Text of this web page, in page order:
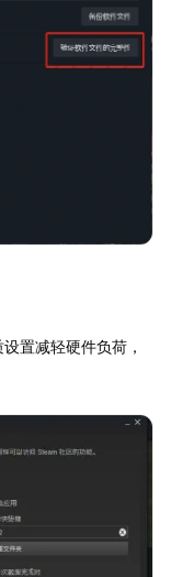
置减轻硬件负荷，